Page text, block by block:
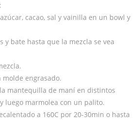
cacao, sal y vainilla en un bowl y
y bate hasta que la mezcla se vea
molde engrasado.
mantequilla de maní en distintos
luego marmolea con un palito.
a 160C por 20-30min o hasta